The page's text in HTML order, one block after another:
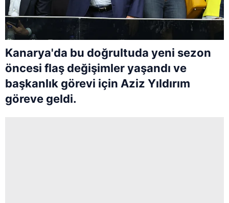
Kanarya'da bu doğrultuda yeni sezon
öncesi flaş değişimler yaşandı ve
başkanlık görevi için Aziz Yıldırım
göreve geldi.